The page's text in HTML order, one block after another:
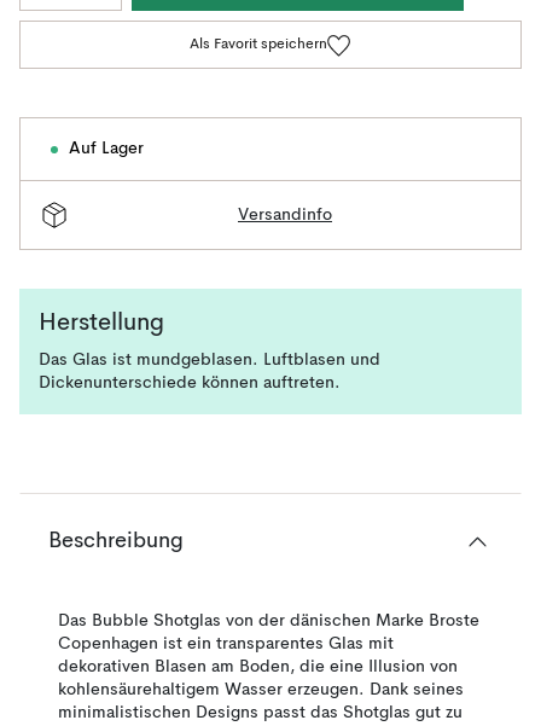
Als Favorit speichern
Auf Lager
Versandinfo
Herstellung
Das Glas ist mundgeblasen. Luftblasen und
Dickenunterschiede können auftreten.
Beschreibung
Das Bubble Shotglas von der dänischen Marke Broste
Copenhagen ist ein transparentes Glas mit
dekorativen Blasen am Boden, die eine Illusion von
kohlensäurehaltigem Wasser erzeugen. Dank seines
minimalistischen Designs passt das Shotglas gut zu